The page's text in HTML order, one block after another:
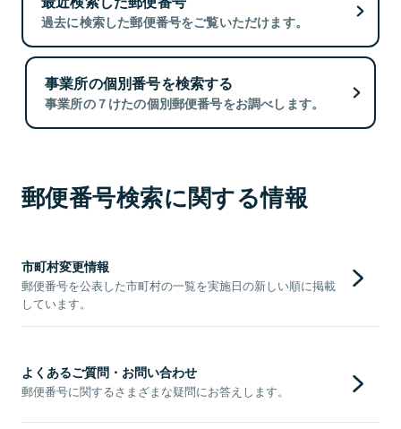
過去に検索した郵便番号をご覧いただけます。
事業所の個別番号を検索する
事業所の７けたの個別郵便番号をお調べします。
郵便番号検索に関する情報
市町村変更情報
郵便番号を公表した市町村の一覧を実施日の新しい順に掲載
しています。
よくあるご質問・お問い合わせ
郵便番号に関するさまざまな疑問にお答えします。